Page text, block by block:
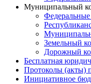
Муниципальный
Земельный
Дорожный
Бесплатная
Протоколы (акты)
Инициативное